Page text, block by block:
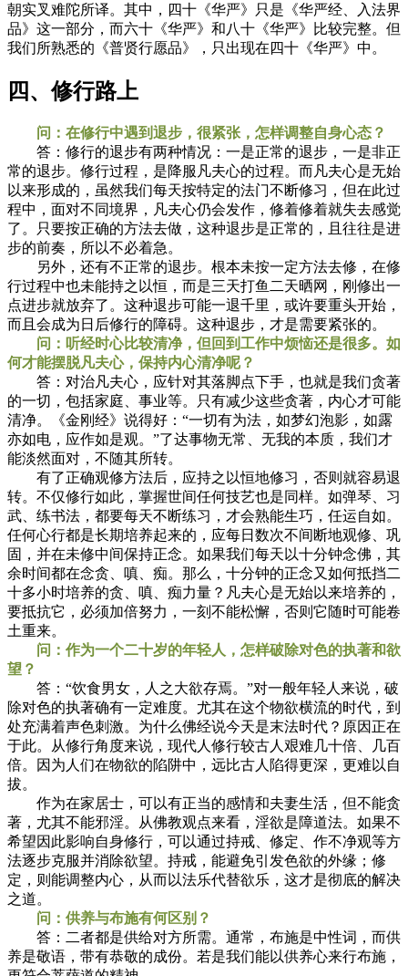
朝实叉难陀所译。其中，四十《华严》只是《华严经、入法界
品》这一部分，而六十《华严》和八十《华严》比较完整。但
我们所熟悉的《普贤行愿品》，只出现在四十《华严》中。
四、修行路上
问：在修行中遇到退步，很紧张，怎样调整自身心态？
答：修行的退步有两种情况：一是正常的退步，一是非正
常的退步。修行过程，是降服凡夫心的过程。而凡夫心是无始
以来形成的，虽然我们每天按特定的法门不断修习，但在此过
程中，面对不同境界，凡夫心仍会发作，修着修着就失去感觉
了。只要按正确的方法去做，这种退步是正常的，且往往是进
步的前奏，所以不必着急。
另外，还有不正常的退步。根本未按一定方法去修，在修
行过程中也未能持之以恒，而是三天打鱼二天晒网，刚修出一
点进步就放弃了。这种退步可能一退千里，或许要重头开始，
而且会成为日后修行的障碍。这种退步，才是需要紧张的。
问：听经时心比较清净，但回到工作中烦恼还是很多。如
何才能摆脱凡夫心，保持内心清净呢？
答：对治凡夫心，应针对其落脚点下手，也就是我们贪著
的一切，包括家庭、事业等。只有减少这些贪著，内心才可能
清净。《金刚经》说得好：“一切有为法，如梦幻泡影，如露
亦如电，应作如是观。”了达事物无常、无我的本质，我们才
能淡然面对，不随其所转。
有了正确观修方法后，应持之以恒地修习，否则就容易退
转。不仅修行如此，掌握世间任何技艺也是同样。如弹琴、习
武、练书法，都要每天不断练习，才会熟能生巧，任运自如。
任何心行都是长期培养起来的，应每日数次不间断地观修、巩
固，并在未修中间保持正念。如果我们每天以十分钟念佛，其
余时间都在念贪、嗔、痴。那么，十分钟的正念又如何抵挡二
十多小时培养的贪、嗔、痴力量？凡夫心是无始以来培养的，
要抵抗它，必须加倍努力，一刻不能松懈，否则它随时可能卷
土重来。
问：作为一个二十岁的年轻人，怎样破除对色的执著和欲
望？
答：“饮食男女，人之大欲存焉。”对一般年轻人来说，破
除对色的执著确有一定难度。尤其在这个物欲横流的时代，到
处充满着声色刺激。为什么佛经说今天是末法时代？原因正在
于此。从修行角度来说，现代人修行较古人艰难几十倍、几百
倍。因为人们在物欲的陷阱中，远比古人陷得更深，更难以自
拔。
作为在家居士，可以有正当的感情和夫妻生活，但不能贪
著，尤其不能邪淫。从佛教观点来看，淫欲是障道法。如果不
希望因此影响自身修行，可以通过持戒、修定、作不净观等方
法逐步克服并消除欲望。持戒，能避免引发色欲的外缘；修
定，则能调整内心，从而以法乐代替欲乐，这才是彻底的解决
之道。
问：供养与布施有何区别？
答：二者都是供给对方所需。通常，布施是中性词，而供
养是敬语，带有恭敬的成份。若是我们能以供养心来行布施，